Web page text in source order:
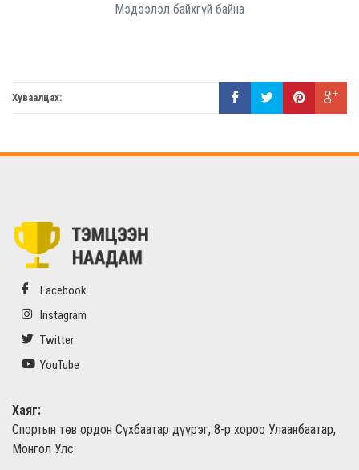
Мэдээлэл байхгүй байна
Хуваалцах:
Facebook
Instagram
Twitter
YouTube
Хаяг:
Спортын төв ордон Сүхбаатар дүүрэг, 8-р хороо Улаанбаатар,
Монгол Улс